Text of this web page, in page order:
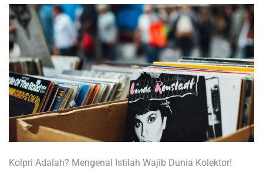
Kolpri Adalah? Mengenal Istilah Wajib Dunia Kolektor!